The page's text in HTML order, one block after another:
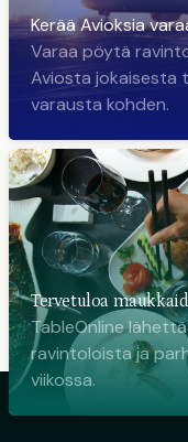
Kerää Avioksia
Varaa pöytä
Aviosta jokaisesta
varausta kohden.
Tervetuloa
TableOnline
ravintoloista ja
viikossa.